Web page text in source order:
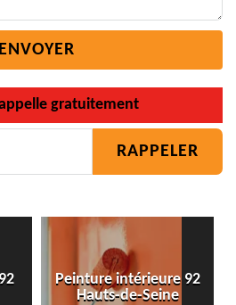
gratuitement
Peinture intérieure 92
Hauts-de-Seine